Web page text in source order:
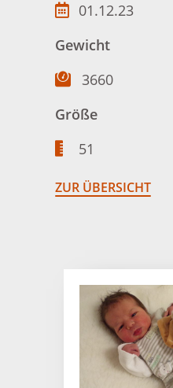
01.12.23
Gewicht
3660
Größe
51
ZUR ÜBERSICHT